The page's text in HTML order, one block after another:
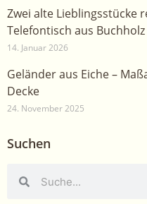
Zwei alte Lieblingsstücke
Telefontisch aus Buchholz
14. Januar 2026
Geländer aus Eiche –
Decke
24. November 2025
Suchen